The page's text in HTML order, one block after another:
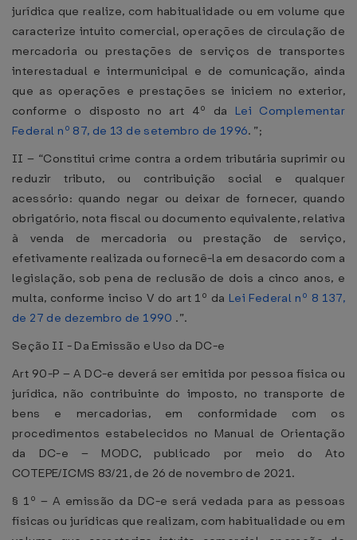
jurídica que realize, com habitualidade ou em volume que
caracterize intuito comercial, operações de circulação de
mercadoria ou prestações de serviços de transportes
interestadual e intermunicipal e de comunicação, ainda
que as operações e prestações se iniciem no exterior,
conforme o disposto no art 4º da Lei Complementar
Federal nº 87, de 13 de setembro de 1996. ”;
II – “Constitui crime contra a ordem tributária suprimir ou
reduzir tributo, ou contribuição social e qualquer
acessório: quando negar ou deixar de fornecer, quando
obrigatório, nota fiscal ou documento equivalente, relativa
à venda de mercadoria ou prestação de serviço,
efetivamente realizada ou fornecê-la em desacordo com a
legislação, sob pena de reclusão de dois a cinco anos, e
multa, conforme inciso V do art 1º da Lei Federal nº 8 137,
de 27 de dezembro de 1990 .”.
Seção II - Da Emissão e Uso da DC-e
Art 90-P – A DC-e deverá ser emitida por pessoa física ou
jurídica, não contribuinte do imposto, no transporte de
bens e mercadorias, em conformidade com os
procedimentos estabelecidos no Manual de Orientação
da DC-e – MODC, publicado por meio do Ato
COTEPE/ICMS 83/21, de 26 de novembro de 2021.
§ 1º – A emissão da DC-e será vedada para as pessoas
físicas ou jurídicas que realizam, com habitualidade ou em